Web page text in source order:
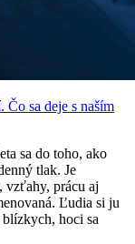
Čo sa deje s naším
sa do toho, ako
tlak. Je
vzťahy, prácu aj
Ľudia si ju
blízkych, hoci sa